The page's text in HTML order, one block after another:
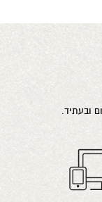
ובעתיד.